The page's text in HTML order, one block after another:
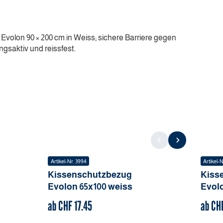
90 × 200 cm in Weiss; sichere Barriere gegen
und reissfest.
Artikel-Nr. 3994
Kissenschutzbezug
Evolon 65x100weiss
ab CHF17.45
Artikel-
ab